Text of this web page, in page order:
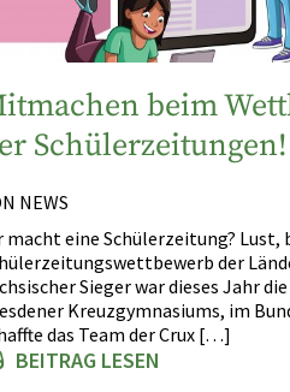
beim
Schülerzeitungen!
NEWS
macht eine Schülerzeitung? Lust,
der
Sieger war dieses Jahr die
Kreuzgymnasiums, im
das Team der Crux […]
BEITRAG LESEN